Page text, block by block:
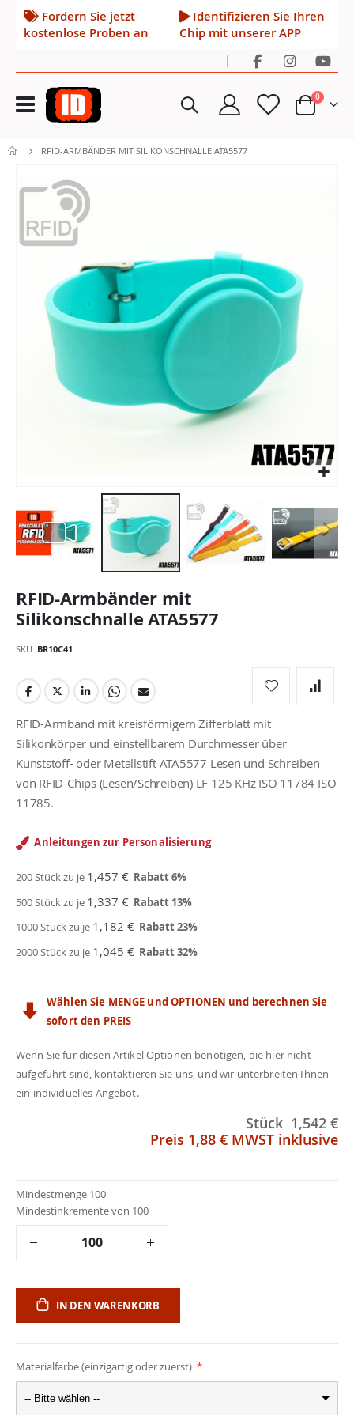
Fordern Sie jetzt
kostenlose Proben an
Identifizieren Sie Ihren
Chip mit unserer APP
|
Navigation
umschalten Cart
0Artikel
RFID-ARMBÄNDER MIT SILIKONSCHNALLE ATA5577
Ende
Bildgalerie
springen
Anfang
der
Bildgalerie
springen
RFID-Armbänder mit
Silikonschnalle ATA5577
SKU BR10C41
RFID-Armband mit kreisförmigem Zifferblatt mit
Silikonkörper und einstellbarem Durchmesser über
Kunststoff- oder Metallstift ATA5577 Lesen und Schreiben
von RFID-Chips (Lesen/Schreiben) LF 125 KHz ISO 11784 ISO
11785.
Anleitungen zur Personalisierung
200 Stück zu je 1,457 € Rabatt6%
500 Stück zu je 1,337 € Rabatt 13%
1000 Stück zu je 1,182 € Rabatt23%
2000 Stück zu je 1,045 € Rabatt32%
Wählen Sie MENGE und OPTIONEN und berechnen Sie
sofort den PREIS
Wenn Sie für diesen Artikel Optionen benötigen, die hier nicht
aufgeführt sind, kontaktieren Sie uns , und wir unterbreiten Ihnen
ein individuelles Angebot.
Stück 1,542 €
Preis 1,88 € MWST inklusive
Mindestmenge 100
Mindestinkremente von 100
IN DEN WARENKORB
Materialfarbe (einzigartig oder zuerst)
-- Bitte wählen --